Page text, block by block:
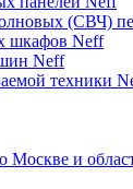
(СВЧ)
шкафов Neff
Neff
техники
Москве и